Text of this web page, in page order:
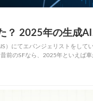
？ 2025年の生成
）にてエバンジェリストをして
前のSFなら、2025年といえば